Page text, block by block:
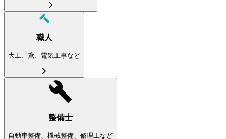
職人
大工、鳶、電気工事など
整備士
自動車整備、機械整備、修理工など